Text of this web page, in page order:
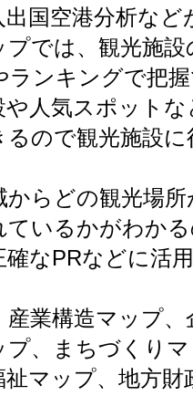
出国空港分析な
プでは、観光施設
ランキングで把
や人気スポットな
るので観光施設
からどの観光場所
ているかがわか
確なPRなどに活
産業構造マップ
プ、まちづくり
祉マップ、地方財